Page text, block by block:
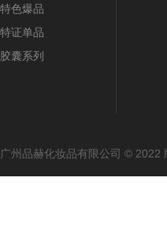
特色爆品
特证单品
胶囊系列
广州品赫化妆品有限公司 © 2022